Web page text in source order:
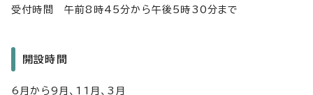
受付時間 午前8時45分から午後5時30分まで
開設時間
6月から9月、11月、3月